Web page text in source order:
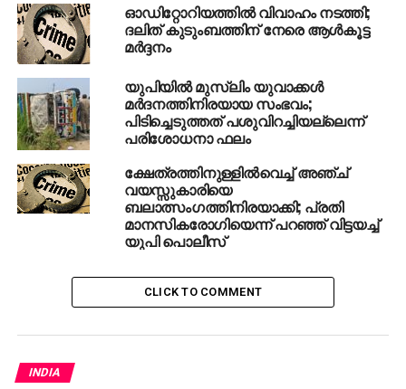
UP NEXT
ആര്‍ത്തവ സമയത്ത് ഭക്ഷണമുണ്ടാക്കി, യുവതിയെ
കൊന്ന് സാരിയില്‍ കെട്ടിത്തൂക്കി; ഭര്‍ത്തൃ
വീട്ടുക്കാര്‍ ഒളിവില്‍
DON'T MISS
ഇസ്രാഈല്‍ വിമാനത്താവളത്തില്‍ ഹൂഥി
മിസൈല്‍ ആക്രമണം
ഓഡിറ്റോറിയത്തില്‍ വിവാഹം നടത്തി;
ദലിത് കുടുംബത്തിന് നേരെ ആള്‍കൂട്ട
മര്‍ദ്ദനം
യുപിയില്‍ മുസ്‌ലിം യുവാക്കള്‍
മര്‍ദനത്തിനിരയായ സംഭവം;
പിടിച്ചെടുത്തത് പശുവിറച്ചിയല്ലെന്ന്
പരിശോധനാ ഫലം
ക്ഷേത്രത്തിനുള്ളില്‍വെച്ച് അഞ്ച്
വയസ്സുകാരിയെ
ബലാത്സംഗത്തിനിരയാക്കി; പ്രതി
മാനസികരോഗിയെന്ന് പറഞ്ഞ് വിട്ടയച്ച്
യുപി പൊലീസ്
CLICK TO COMMENT
INDIA